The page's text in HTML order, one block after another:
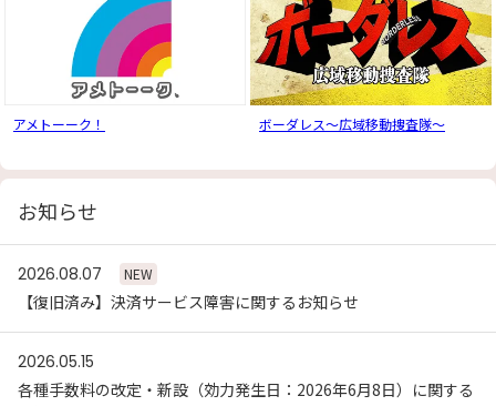
アメトーーク！ ボーダレス〜広域移動捜査隊〜
お知らせ
2026.08.07 NEW
【復旧済み】決済サービス障害に関するお知らせ
2026.05.15
各種手数料の改定・新設（効力発生日：2026年6月8日）に関する